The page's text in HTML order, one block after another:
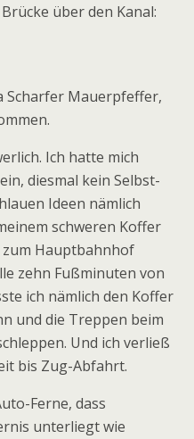
über den Kanal:
Scharfer Mauerpfeffer,
Ich hatte mich
diesmal kein Selbst-
Ideen nämlich
schweren Koffer
Hauptbahnhof
zehn Fußminuten von
ich nämlich den Koffer
und die Treppen beim
Und ich verließ
bis Zug-Abfahrt.
Ferne, dass
unterliegt wie